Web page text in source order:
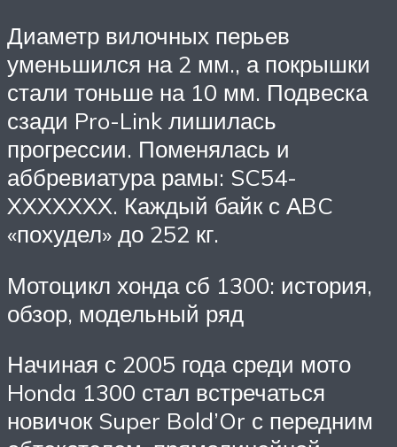
Диаметр вилочных перьев
уменьшился на 2 мм., а покрышки
стали тоньше на 10 мм. Подвеска
сзади Pro-Link лишилась
прогрессии. Поменялась и
аббревиатура рамы: SC54-
XXXXXXX. Каждый байк с АBC
«похудел» до 252 кг.
Мотоцикл хонда сб 1300: история,
обзор, модельный ряд
Начиная с 2005 года среди мото
Honda 1300 стал встречаться
новичок Super Bold’Or с передним